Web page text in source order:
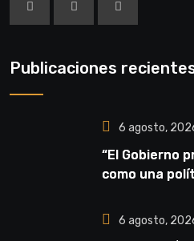
Publicaciones
6 agosto,
“El Gobierno
como una
6 agosto,